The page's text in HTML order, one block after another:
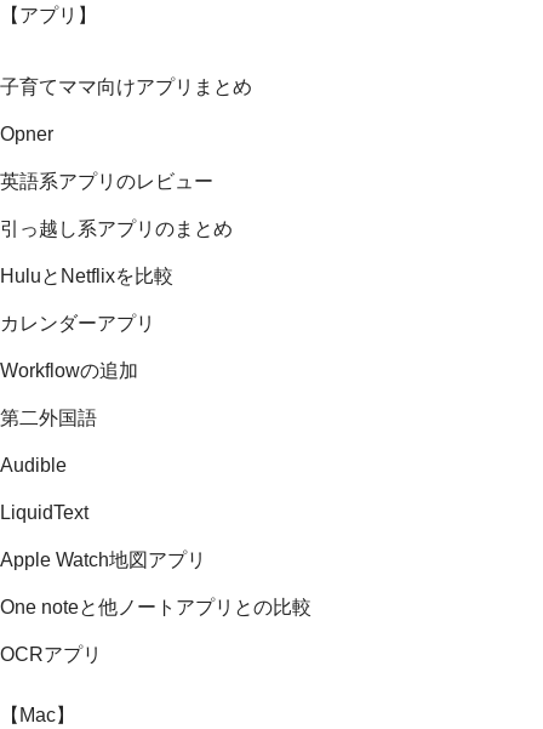
【アプリ】
子育てママ向けアプリまとめ
Opner
英語系アプリのレビュー
引っ越し系アプリのまとめ
HuluとNetflixを比較
カレンダーアプリ
Workflowの追加
第二外国語
Audible
LiquidText
Apple Watch地図アプリ
One noteと他ノートアプリとの比較
OCRアプリ
【Mac】